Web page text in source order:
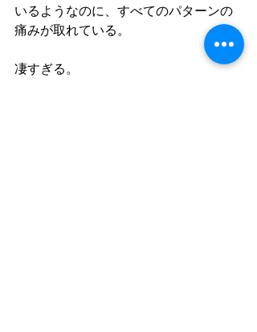
いるようなのに、すべてのパターンの
痛みが取れている。
凄すぎる。